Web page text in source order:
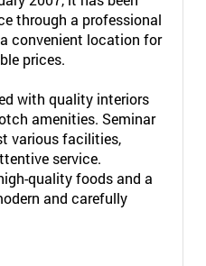
through a professional
convenient location for
prices.
with quality interiors
amenities. Seminar
various facilities,
service.
quality foods and a
and carefully